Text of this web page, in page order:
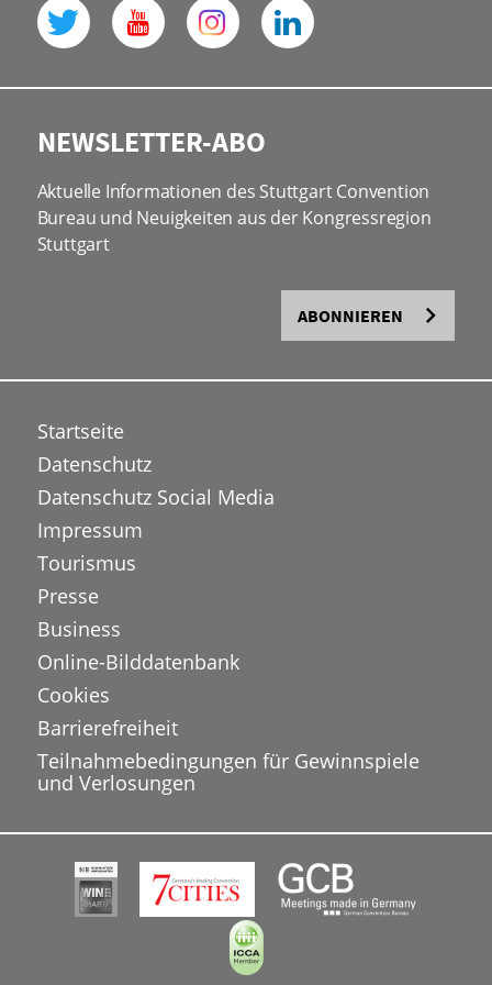
NEWSLETTER-ABO
Aktuelle Informationen des Stuttgart Convention
Bureau und Neuigkeiten aus der Kongressregion
Stuttgart
ABONNIEREN
Startseite
Datenschutz
Datenschutz Social Media
Impressum
Tourismus
Presse
Business
Online-Bilddatenbank
Cookies
Barrierefreiheit
Teilnahmebedingungen für Gewinnspiele
und Verlosungen